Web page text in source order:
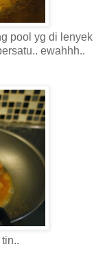
pool yg di lenyek
ewahhh..